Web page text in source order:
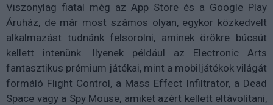
Viszonylag fiatal még az App Store és a Google Play
Áruház, de már most számos olyan, egykor közkedvelt
alkalmazást tudnánk felsorolni, aminek örökre búcsút
kellett intenünk. Ilyenek például az Electronic Arts
fantasztikus prémium játékai, mint a mobiljátékok világát
formáló Flight Control, a Mass Effect Infiltrator, a Dead
Space vagy a Spy Mouse, amiket azért kellett eltávolítani,